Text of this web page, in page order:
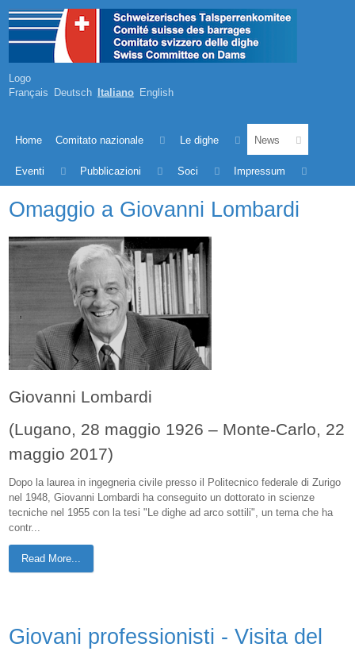
Logo
Français Deutsch Italiano English
Home Comitato nazionale Le dighe News
Eventi Pubblicazioni Soci Impressum
Omaggio a Giovanni Lombardi
Giovanni Lombardi
(Lugano, 28 maggio 1926 – Monte-Carlo, 22
maggio 2017)
Dopo la laurea in ingegneria civile presso il Politecnico federale di Zurigo
nel 1948, Giovanni Lombardi ha conseguito un dottorato in scienze
tecniche nel 1955 con la tesi "Le dighe ad arco sottili", un tema che ha
contr...
Read More...
Giovani professionisti - Visita del